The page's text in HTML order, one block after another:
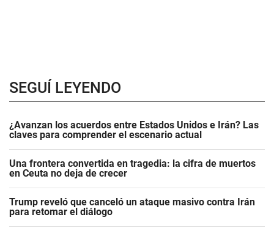
SEGUÍ LEYENDO
¿Avanzan los acuerdos entre Estados Unidos e Irán? Las
claves para comprender el escenario actual
Una frontera convertida en tragedia: la cifra de muertos
en Ceuta no deja de crecer
Trump reveló que canceló un ataque masivo contra Irán
para retomar el diálogo